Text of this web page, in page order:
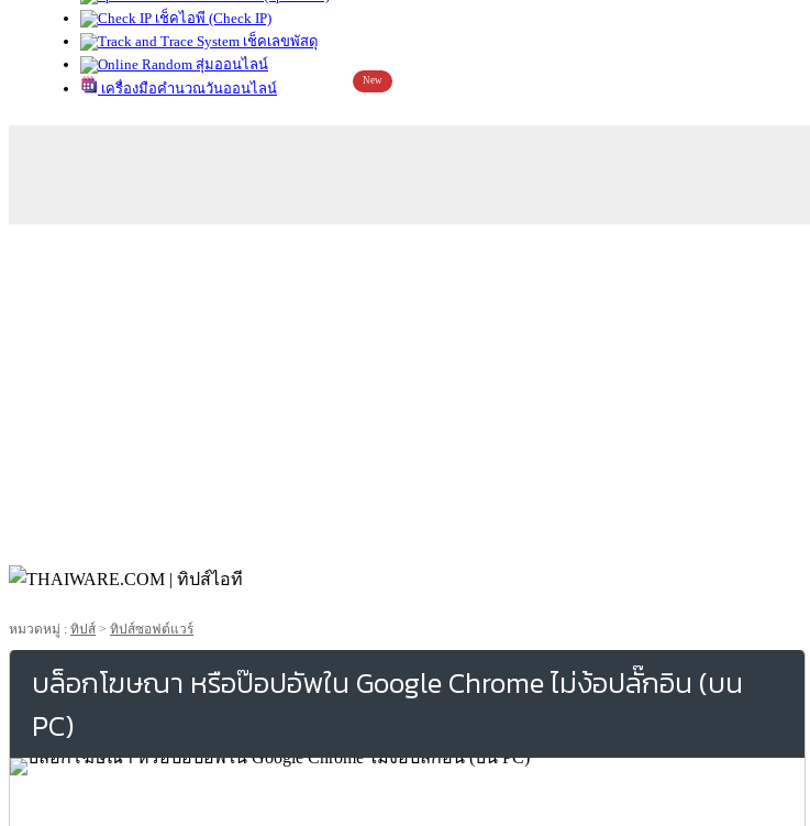
เช็คไอพี (Check IP)
เช็คเลขพัสดุ
สุ่มออนไลน์
เครื่องมือคำนวณวันออนไลน์
New
หมวดหมู่ : ทิปส์ > ทิปส์ซอฟต์แวร์
บล็อกโฆษณา หรือป๊อปอัพใน Google Chrome ไม่ง้อปลั๊กอิน (บน
PC)